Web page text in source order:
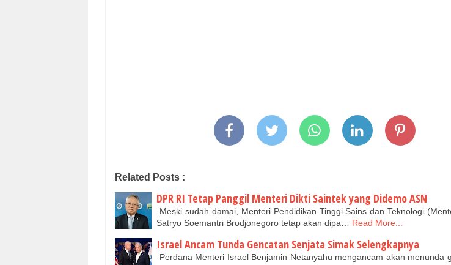
Related Posts :
DPR RI Tetap Panggil Menteri Dikti Saintek yang Didemo ASN
Meski sudah damai, Menteri Pendidikan Tinggi Sains dan Teknologi
Satryo Soemantri Brodjonegoro tetap akan dipa…
Read More...
Israel Ancam Tunda Gencatan Senjata Simak Selengkapnya
Perdana Menteri Israel Benjamin Netanyahu mengancam akan menunda